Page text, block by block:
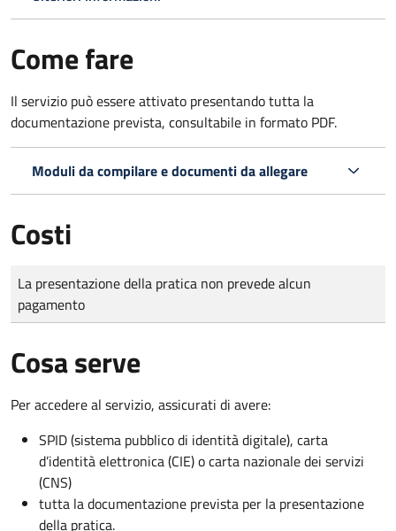
Come fare
Il servizio può essere attivato presentando tutta la
documentazione prevista, consultabile in formato PDF.
Moduli da compilare e documenti da allegare
Costi
Tipo di pagamento
Importo
La presentazione della pratica non prevede alcun
pagamento
Cosa serve
Per accedere al servizio, assicurati di avere:
SPID (sistema pubblico di identità digitale), carta
d’identità elettronica (CIE) o carta nazionale dei servizi
(CNS)
tutta la documentazione prevista per la presentazione
della pratica.